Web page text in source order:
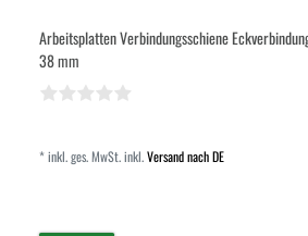
Arbeitsplatten Verbindungsschiene
38 mm
*inkl. ges. MwSt.inkl.Versand nach DE